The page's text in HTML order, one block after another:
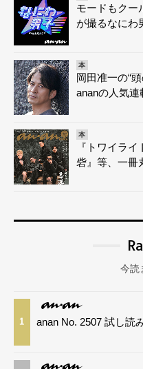
モードもクー
が撮るなにわ
本
岡田准一の“
ananの人気
本
『トワイラ
砦』等、一冊
今読
1 anan No. 2507 試し読